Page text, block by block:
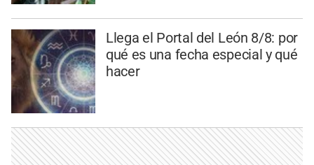
Llega el Portal del León 8/8: por
qué es una fecha especial y qué
hacer